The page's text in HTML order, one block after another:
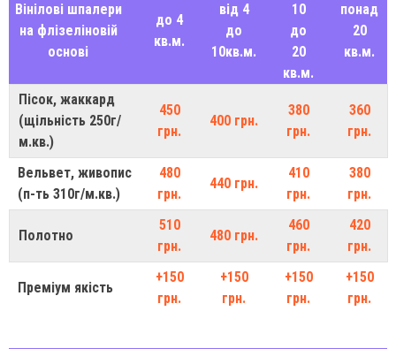
Вінілові шпалери
на флізеліновій
основі
до 4
кв.м.
від 4
до
10кв.м.
10
до
20
кв.м.
понад
20
кв.м.
Пісок, жаккард
(щільність 250г/
м.кв.)
450
грн.
400 грн.
380
грн.
360
грн.
Вельвет, живопис
(п-ть 310г/м.кв.)
480
грн.
440 грн.
410
грн.
380
грн.
Полотно
510
грн.
480 грн.
460
грн.
420
грн.
Преміум якість
+150
грн.
+150
грн.
+150
грн.
+150
грн.